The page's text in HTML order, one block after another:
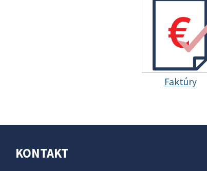
Faktúry
KONTAKT